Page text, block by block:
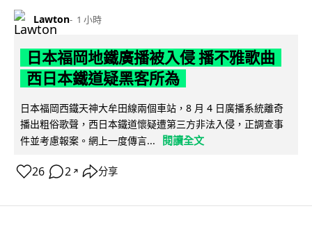
Lawton 1 小時
日本福岡地鐵廣播被入侵 播不雅歌曲
西日本鐵道疑黑客所為
日本福岡西鐵天神大牟田線兩個車站，8 月 4 日廣播系統離奇
播出粗俗歌聲，西日本鐵道懷疑遭第三方非法入侵，正調查事
件並考慮報案。網上一度傳言...
閱讀全文
26 2 ↗ 分享